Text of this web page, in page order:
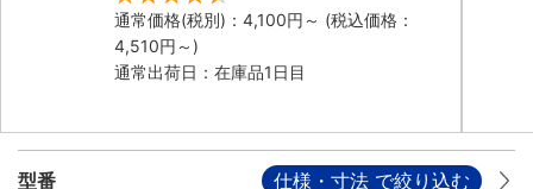
通常価格(税別)： 4,100円 ～ (税込価格：
4,510円 ～)
通常出荷日：在庫品1日目
型番 仕様・寸法 で絞り込む